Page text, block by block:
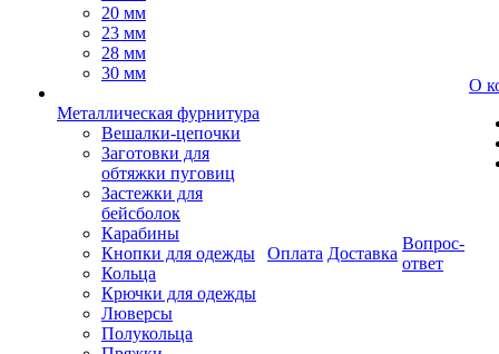
20 мм
23 мм
28 мм
30 мм
Металлическая фурнитура
Вешалки-цепочки
Заготовки для
обтяжки пуговиц
Застежки для
бейсболок
Карабины
Кнопки для одежды
Кольца
Крючки для одежды
Люверсы
Полукольца
Оплата Доставка
Вопрос-
ответ
О